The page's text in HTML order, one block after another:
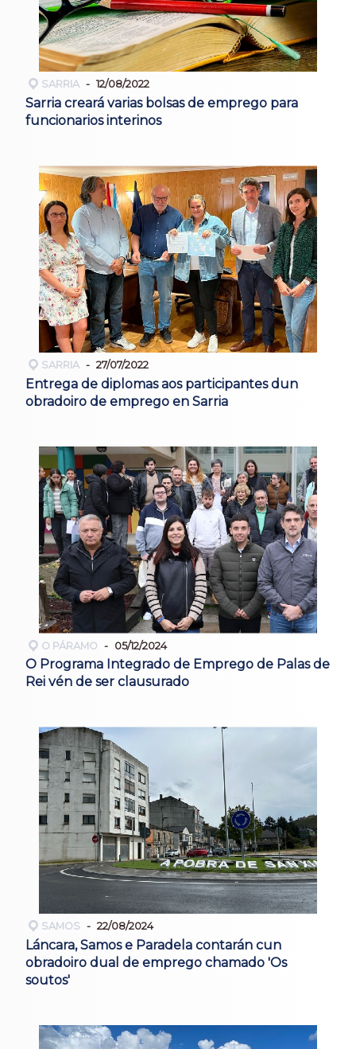
SARRIA 12/08/2022
Sarria creará varias bolsas de emprego para
funcionarios interinos
SARRIA 27/07/2022
Entrega de diplomas aos participantes dun
obradoiro de emprego en Sarria
O PÁRAMO 05/12/2024
O Programa Integrado de Emprego de Palas de
Rei vén de ser clausurado
SAMOS 22/08/2024
Láncara, Samos e Paradela contarán cun
obradoiro dual de emprego chamado 'Os
soutos'